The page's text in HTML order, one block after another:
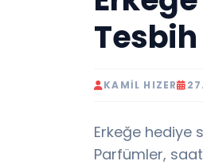
KAMIL HIZER
Erkeğe hediye
Parfümler,